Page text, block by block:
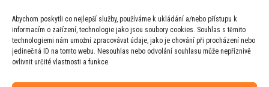
Abychom poskytli co nejlepší služby, používáme k ukládání a/nebo přístupu k
informacím o zařízení, technologie jako jsou soubory cookies. Souhlas s těmito
technologiemi nám umožní zpracovávat údaje, jako je chování při procházení nebo
jedinečná ID na tomto webu. Nesouhlas nebo odvolání souhlasu může nepříznivě
ovlivnit určité vlastnosti a funkce.
© 2026 Jiří Horecký – Osobní stránky Jiřího
Horeckého
Web vytvořila firma